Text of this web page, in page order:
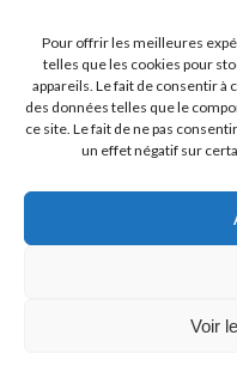
Pour offrir les meilleures
telles que les cookies pour
appareils. Le fait de consentir
des données telles que le
ce site. Le fait de ne pas
un effet négatif sur
Voir